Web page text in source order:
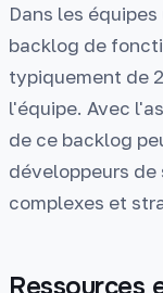
Dans les
backlog de
typiquement de
l'équipe. Avec
de ce backlog
développeurs de
complexes et
Ressources